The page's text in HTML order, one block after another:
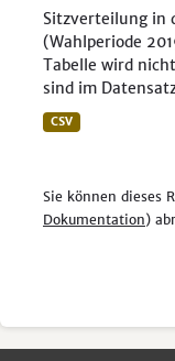
Sitzverteilung in
(Wahlperiode
Tabelle wird
sind im
CSV
Sie können dieses
Dokumentation)